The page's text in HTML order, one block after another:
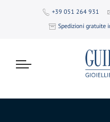
+39 051 264 931
Spedizioni gratuite